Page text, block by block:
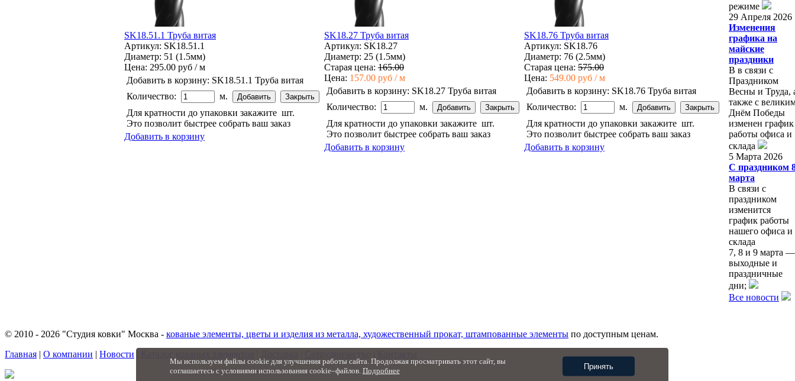
SK18.51.1 Труба витая
Артикул: SK18.51.1
Диаметр: 51 (1.5мм)
Цена: 295.00 руб / м
Добавить в корзину: SK18.51.1 Труба витая
Количество:
м.
Для кратности до упаковки закажите шт.
Это позволит быстрее собрать ваш заказ
Добавить в корзину
SK18.27 Труба витая
Артикул: SK18.27
Диаметр: 25 (1.5мм)
Старая цена: 165.00
Цена: 157.00 руб / м
Добавить в корзину: SK18.27 Труба витая
Количество:
м.
Для кратности до упаковки закажите шт.
Это позволит быстрее собрать ваш заказ
Добавить в корзину
SK18.76 Труба витая
Артикул: SK18.76
Диаметр: 76 (2.5мм)
Старая цена: 575.00
Цена: 549.00 руб / м
Добавить в корзину: SK18.76 Труба витая
Количество:
м.
Для кратности до упаковки закажите шт.
Это позволит быстрее собрать ваш заказ
Добавить в корзину
режиме
29 Апреля 2026
Изменения
графика на
майские
праздники
В в связи с
Праздником
Весны и Труда,
также с
Днём Победы
изменен график
работы офиса и
склада
5 Марта 2026
С праздником
марта
В связи с
праздником
изменится
график работы
нашего офиса и
склада
7, 8 и 9 марта —
выходные и
праздничные
дни;
Все новости
© 2010 - 2026 "Студия ковки" Москва - кованые элементы, цветы и изделия из металла, художественный прокат, штампованные элементы по доступным ценам.
Главная | О компании | Новости
Мы используем файлы cookie для улучшения работы сайта. Продолжая просматривать этот сайт, вы
соглашаетесь с условиями использования cookie–файлов. Подробнее Принять